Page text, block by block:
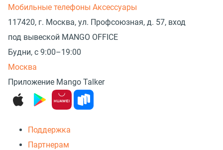
Мобильные телефоны Аксессуары
117420, г. Москва, ул. Профсоюзная, д. 57, вход
под вывеской MANGO OFFICE
Будни, с 9:00–19:00
Москва
Приложение Mango Talker
Поддержка
Партнерам